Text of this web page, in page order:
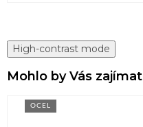
High-contrast mode
Mohlo by Vás zajímat
OCEL